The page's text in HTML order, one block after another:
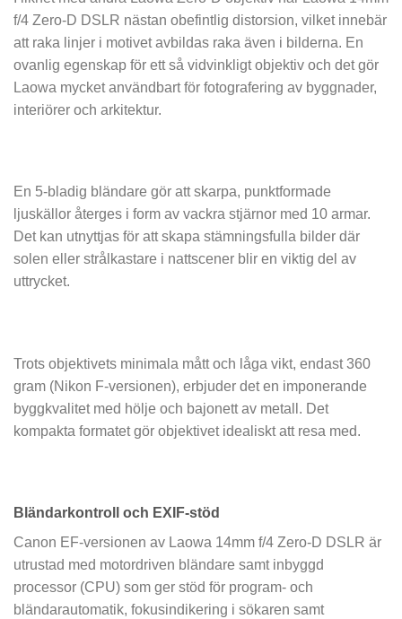
f/4 Zero-D DSLR nästan obefintlig distorsion, vilket innebär
att raka linjer i motivet avbildas raka även i bilderna. En
ovanlig egenskap för ett så vidvinkligt objektiv och det gör
Laowa mycket användbart för fotografering av byggnader,
interiörer och arkitektur.
En 5-bladig bländare gör att skarpa, punktformade
ljuskällor återges i form av vackra stjärnor med 10 armar.
Det kan utnyttjas för att skapa stämningsfulla bilder där
solen eller strålkastare i nattscener blir en viktig del av
uttrycket.
Trots objektivets minimala mått och låga vikt, endast 360
gram (Nikon F-versionen), erbjuder det en imponerande
byggkvalitet med hölje och bajonett av metall. Det
kompakta formatet gör objektivet idealiskt att resa med.
Bländarkontroll och EXIF-stöd
Canon EF-versionen av Laowa 14mm f/4 Zero-D DSLR är
utrustad med motordriven bländare samt inbyggd
processor (CPU) som ger stöd för program- och
bländarautomatik, fokusindikering i sökaren samt